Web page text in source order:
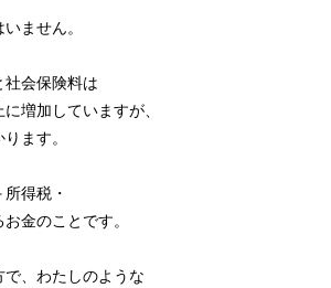
ません。
社会保険料は
増加していますが、
ます。
得税・
金のことです。
、わたしのような